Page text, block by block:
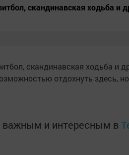
скандинавская ходьба и
скандинавская ходьба и
отдохнуть здесь,
и интересным в